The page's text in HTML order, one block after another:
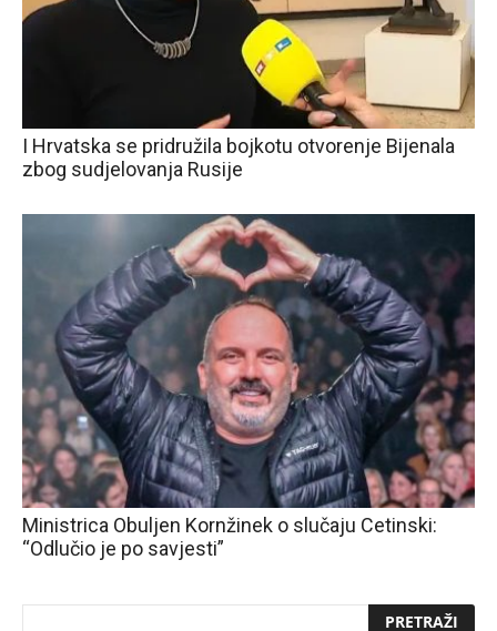
I Hrvatska se pridružila bojkotu otvorenje Bijenala
zbog sudjelovanja Rusije
Ministrica Obuljen Kornžinek o slučaju Cetinski:
“Odlučio je po savjesti”